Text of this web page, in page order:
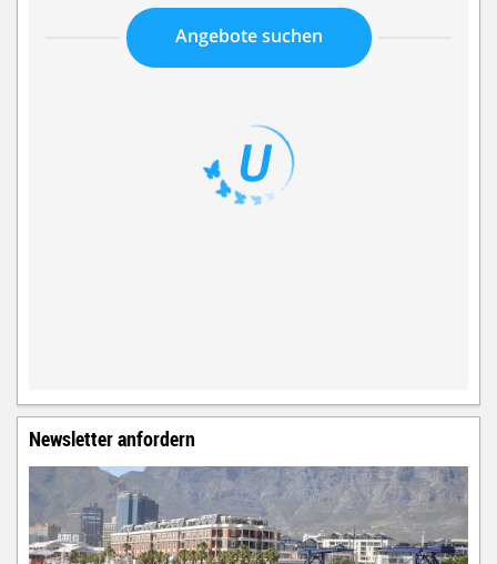
Newsletter anfordern